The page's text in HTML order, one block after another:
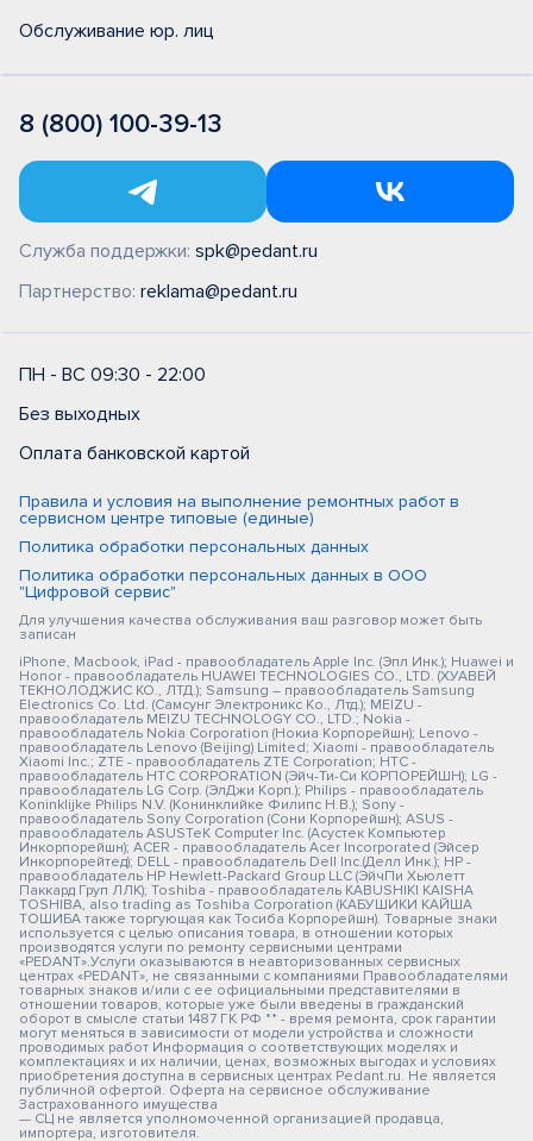
Обслуживание юр. лиц
8 (800) 100-39-13
Служба поддержки: spk@pedant.ru
Партнерство: reklama@pedant.ru
ПН - ВС 09:30 - 22:00
Без выходных
Оплата банковской картой
Правила и условия на выполнение ремонтных работ в
сервисном центре типовые (единые)
Политика обработки персональных данных
Политика обработки персональных данных в ООО
"Цифровой сервис"
Для улучшения качества обслуживания ваш разговор может быть
записан
iPhone, Macbook, iPad - правообладатель Apple Inc. (Эпл Инк.); Huawei и
Honor - правообладатель HUAWEI TECHNOLOGIES CO., LTD. (ХУАВЕЙ
ТЕКНОЛОДЖИС КО., ЛТД.); Samsung – правообладатель Samsung
Electronics Co. Ltd. (Самсунг Электроникс Ко., Лтд.); MEIZU -
правообладатель MEIZU TECHNOLOGY CO., LTD.; Nokia -
правообладатель Nokia Corporation (Нокиа Корпорейшн); Lenovo -
правообладатель Lenovo (Beijing) Limited; Xiaomi - правообладатель
Xiaomi Inc.; ZTE - правообладатель ZTE Corporation; HTC -
правообладатель HTC CORPORATION (Эйч-Ти-Си КОРПОРЕЙШН); LG -
правообладатель LG Corp. (ЭлДжи Корп.); Philips - правообладатель
Koninklijke Philips N.V. (Конинклийке Филипс Н.В.); Sony -
правообладатель Sony Corporation (Сони Корпорейшн); ASUS -
правообладатель ASUSTeK Computer Inc. (Асустек Компьютер
Инкорпорейшн); ACER - правообладатель Acer Incorporated (Эйсер
Инкорпорейтед); DELL - правообладатель Dell Inc.(Делл Инк.); HP -
правообладатель HP Hewlett-Packard Group LLC (ЭйчПи Хьюлетт
Паккард Груп ЛЛК); Toshiba - правообладатель KABUSHIKI KAISHA
TOSHIBA, also trading as Toshiba Corporation (КАБУШИКИ КАЙША
ТОШИБА также торгующая как Тосиба Корпорейшн). Товарные знаки
используется с целью описания товара, в отношении которых
производятся услуги по ремонту сервисными центрами
«PEDANT».Услуги оказываются в неавторизованных сервисных
центрах «PEDANT», не связанными с компаниями Правообладателями
товарных знаков и/или с ее официальными представителями в
отношении товаров, которые уже были введены в гражданский
оборот в смысле статьи 1487 ГК РФ ** - время ремонта, срок гарантии
могут меняться в зависимости от модели устройства и сложности
проводимых работ Информация о соответствующих моделях и
комплектациях и их наличии, ценах, возможных выгодах и условиях
приобретения доступна в сервисных центрах Pedant.ru. Не является
публичной офертой. Оферта на сервисное обслуживание
Застрахованного имущества
— СЦ не является уполномоченной организацией продавца,
импортера, изготовителя.